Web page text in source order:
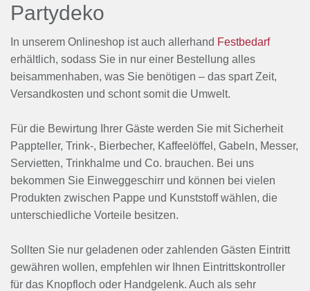
Partydeko
In unserem Onlineshop ist auch allerhand Festbedarf
erhältlich, sodass Sie in nur einer Bestellung alles
beisammenhaben, was Sie benötigen – das spart Zeit,
Versandkosten und schont somit die Umwelt.
Für die Bewirtung Ihrer Gäste werden Sie mit Sicherheit
Pappteller, Trink-, Bierbecher, Kaffeelöffel, Gabeln, Messer,
Servietten, Trinkhalme und Co. brauchen. Bei uns
bekommen Sie Einweggeschirr und können bei vielen
Produkten zwischen Pappe und Kunststoff wählen, die
unterschiedliche Vorteile besitzen.
Sollten Sie nur geladenen oder zahlenden Gästen Eintritt
gewähren wollen, empfehlen wir Ihnen Eintrittskontroller
für das Knopfloch oder Handgelenk. Auch als sehr